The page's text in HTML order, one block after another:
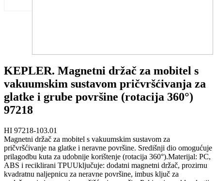
KEPLER. Magnetni držač za mobitel s
vakuumskim sustavom pričvršćivanja za
glatke i grube površine (rotacija 360°)
97218
HI 97218-103.01
Magnetni držač za mobitel s vakuumskim sustavom za
pričvršćivanje na glatke i neravne površine. Središnji dio omogućuje
prilagodbu kuta za udobnije korištenje (rotacija 360°).Materijal: PC,
ABS i reciklirani TPUUključuje: dodatni magnetni držač, prozirnu
kvadratnu naljepnicu za neravne površine, imbus ključ za